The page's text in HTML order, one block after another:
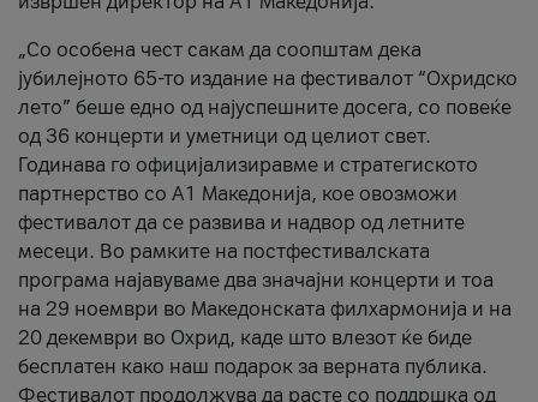
„Со особена чест сакам да соопштам дека
јубилејното 65-то издание на фестивалот “Охридско
лето” беше едно од најуспешните досега, со повеќе
од 36 концерти и уметници од целиот свет.
Годинава го официјализиравме и стратегиското
партнерство со А1 Македонија, кое овозможи
фестивалот да се развива и надвор од летните
месеци. Во рамките на постфестивалската
програма најавуваме два значајни концерти и тоа
на 29 ноември во Македонската филхармонија и на
20 декември во Охрид, каде што влезот ќе биде
бесплатен како наш подарок за верната публика.
Фестивалот продолжува да расте со поддршка од